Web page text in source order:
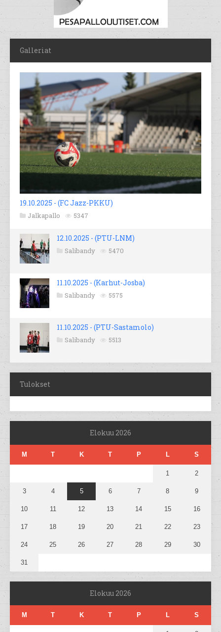
Galleriat
19.10.2025 - (FC Jazz-PKKU)
Jalkapallo 5347
12.10.2025 - (PTU-LNM)
Salibandy 5470
11.10.2025 - (Karhut-Josba)
Salibandy 5575
11.10.2025 - (PTU-Sastamolo)
Salibandy 5513
Tulokset
Elokuu 2026
M T K T P L S
1 2
3 4 5 6 7 8 9
10 11 12 13 14 15 16
17 18 19 20 21 22 23
24 25 26 27 28 29 30
31
Elokuu 2026
M T K T P L S